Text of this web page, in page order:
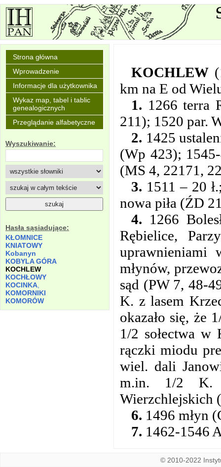
Strona główna
Wprowadzenie
Informacje dla użytkownika
Wykaz map, tabel i tablic
genealogicznych
Przeglądanie alfabetyczne
Wyszukiwanie:
Hasła sąsiadujące:
KŁOMNICE
KNIATOWY
Kobanyn
KOBYLA GÓRA
KOCHLEW
KOCHŁOWY
KOCINKA
KOMORNIKI
KOMORÓW
KOCHLEW
km na E od
1. 1266 terra
211); 1520 par.
2. 1425
(Wp 423);
(MS 4, 22171,
3. 1511 – 20
nowa piła (ŹD
4. 1266
Rębielice,
uprawnieniami
młynów,
sąd (PW 7, 48-
K. z lasem
okazało się, że
1/2 sołectwa
rączki miodu
wiel. dali
m.in. 1/2 K.
Wierzchlejskich
6. 1496 młyn
7. 1462-1546
© 2010-2022